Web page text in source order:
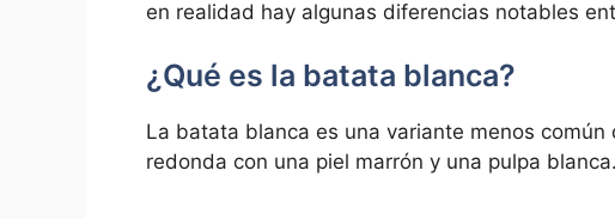
en realidad hay algunas diferencias notables
¿Qué es la batata blanca?
La batata blanca es una variante menos
redonda con una piel marrón y una pulpa blanca.